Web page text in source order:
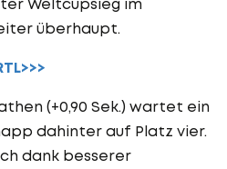
überhaupt.
(+0,90 Sek.) wartet ein
dahinter auf Platz vier.
dank besserer